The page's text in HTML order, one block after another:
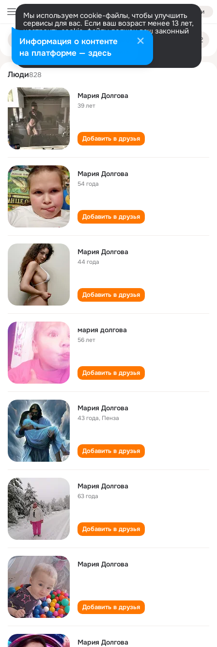
Войти
Мы используем cookie-файлы, чтобы улучшить
сервисы для вас. Если ваш возраст менее 13 лет,
настроить cookie-файлы должен ваш законный
представитель. Больше информации
Разрешить все Настроить
Поиск
людям
mariya dolgova
Люди828
Мария Долгова
39 лет
Добавить в друзья
Мария Долгова
54 года
Добавить в друзья
Мария Долгова
44 года
Добавить в друзья
мария долгова
56 лет
Добавить в друзья
Мария Долгова
43 года, Пенза
Добавить в друзья
Мария Долгова
63 года
Добавить в друзья
Мария Долгова
Добавить в друзья
Мария Долгова
Информация о контенте
на платформе — здесь